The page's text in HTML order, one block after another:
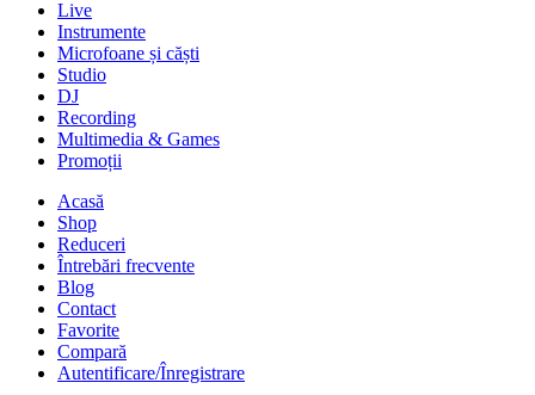
Live
Instrumente
Microfoane și căști
Studio
DJ
Recording
Multimedia & Games
Promoții
Acasă
Shop
Reduceri
Întrebări frecvente
Blog
Contact
Favorite
Compară
Autentificare/Înregistrare